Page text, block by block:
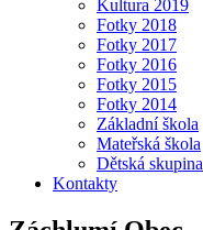
Kultura 2019
Fotky 2018
Fotky 2017
Fotky 2016
Fotky 2015
Fotky 2014
Základní škola
Mateřská škola
Dětská skupina
Kontakty